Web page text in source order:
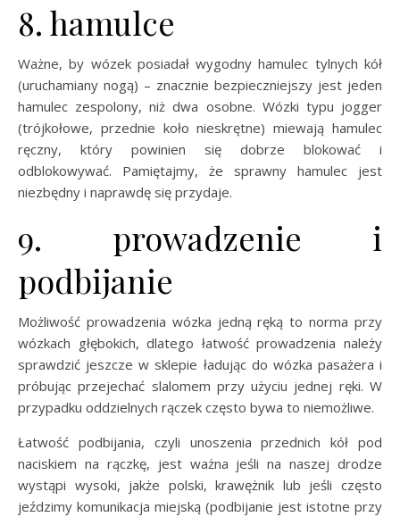
8. hamulce
Ważne, by wózek posiadał wygodny hamulec tylnych kół
(uruchamiany nogą) – znacznie bezpieczniejszy jest jeden
hamulec zespolony, niż dwa osobne. Wózki typu jogger
(trójkołowe, przednie koło nieskrętne) miewają hamulec
ręczny, który powinien się dobrze blokować i
odblokowywać. Pamiętajmy, że sprawny hamulec jest
niezbędny i naprawdę się przydaje.
9. prowadzenie i
podbijanie
Możliwość prowadzenia wózka jedną ręką to norma przy
wózkach głębokich, dlatego łatwość prowadzenia należy
sprawdzić jeszcze w sklepie ładując do wózka pasażera i
próbując przejechać slalomem przy użyciu jednej ręki. W
przypadku oddzielnych rączek często bywa to niemożliwe.
Łatwość podbijania, czyli unoszenia przednich kół pod
naciskiem na rączkę, jest ważna jeśli na naszej drodze
wystąpi wysoki, jakże polski, krawężnik lub jeśli często
jeździmy komunikacja miejską (podbijanie jest istotne przy